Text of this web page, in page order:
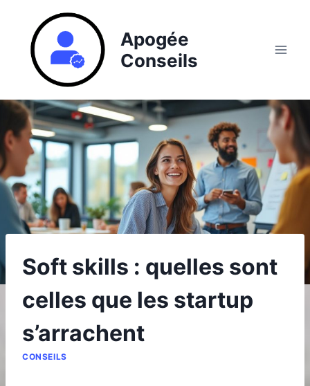
contenu
Apogée
Conseils
Soft skills : quelles sont
celles que les startup
s’arrachent
CONSEILS